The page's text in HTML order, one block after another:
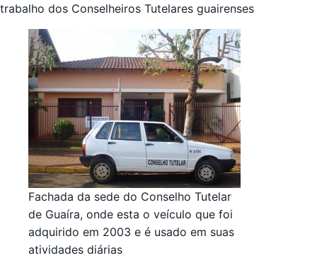
trabalho dos Conselheiros Tutelares guairenses
Fachada da sede do Conselho Tutelar
de Guaíra, onde esta o veículo que foi
adquirido em 2003 e é usado em suas
atividades diárias